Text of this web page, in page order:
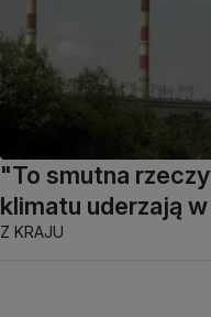
"To smutna
klimatu uderzają
Z KRAJU